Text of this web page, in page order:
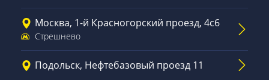
Москва, 1-й Красногорский проезд, 4с6
Стрешнево
Подольск, Нефтебазовый проезд 11